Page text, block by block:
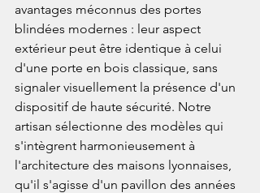
avantages méconnus des portes
blindées modernes : leur aspect
extérieur peut être identique à celui
d'une porte en bois classique, sans
signaler visuellement la présence d'un
dispositif de haute sécurité. Notre
artisan sélectionne des modèles qui
s'intègrent harmonieusement à
l'architecture des maisons lyonnaises,
qu'il s'agisse d'un pavillon des années